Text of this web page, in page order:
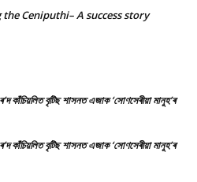
the Ceniputhi– A success story
কাঁচিয়লিত বৃটিছ শাসনত এজাক ‘সোণসেৰীয়া মানুহ’ৰ
কাঁচিয়লিত বৃটিছ শাসনত এজাক ‘সোণসেৰীয়া মানুহ’ৰ